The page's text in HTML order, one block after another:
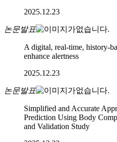
2025.12.23
논문발표
A digital, real-time, history-
enhance alertness
2025.12.23
논문발표
Simplified and Accurate
Prediction Using Body
and Validation Study